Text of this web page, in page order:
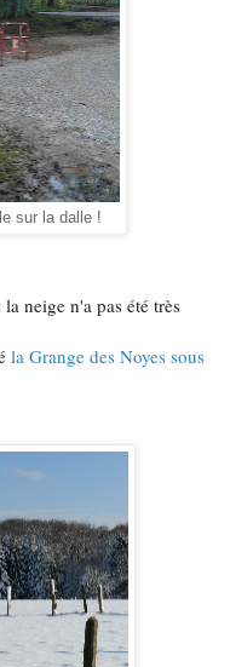
sur la dalle !
neige n'a pas été très
la Grange des Noyes sous